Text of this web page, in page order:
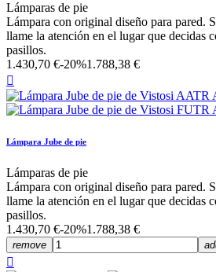
Lámparas de pie
Lámpara con original diseño para pared.
llame la atención en el lugar que decidas
pasillos.
1.430,70 €-20%1.788,38 €

Lámpara Jube de pie
Lámparas de pie
Lámpara con original diseño para pared.
llame la atención en el lugar que decidas
pasillos.
1.430,70 €-20%1.788,38 €
remove
